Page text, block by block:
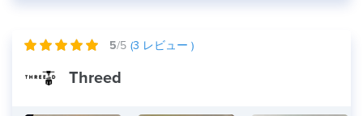
5/5 (3 レビュー )
Threed